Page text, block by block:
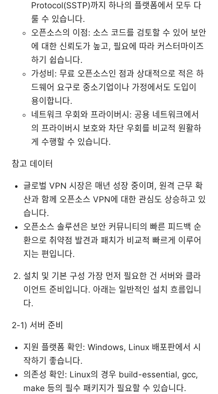
Protocol(SSTP)까지 하나의 플랫폼에서 모두 다
룰 수 있습니다.
오픈소스의 이점: 소스 코드를 검토할 수 있어 보안
에 대한 신뢰도가 높고, 필요에 따라 커스터마이즈
하기 쉽습니다.
가성비: 무료 오픈소스인 점과 상대적으로 적은 하
드웨어 요구로 중소기업이나 가정에서도 도입이
용이합니다.
네트워크 우회와 프라이버시: 공용 네트워크에서
의 프라이버시 보호와 차단 우회를 비교적 원활하
게 수행할 수 있습니다.
참고 데이터
글로벌 VPN 시장은 매년 성장 중이며, 원격 근무 확
산과 함께 오픈소스 VPN에 대한 관심도 상승하고 있
습니다.
오픈소스 솔루션은 보안 커뮤니티의 빠른 피드백 순
환으로 취약점 발견과 패치가 비교적 빠르게 이루어
지는 편입니다.
설치 및 기본 구성 가장 먼저 필요한 건 서버와 클라
이언트 준비입니다. 아래는 일반적인 설치 흐름입니
다.
2-1) 서버 준비
지원 플랫폼 확인: Windows, Linux 배포판에서 시
작하기 좋습니다.
의존성 확인: Linux의 경우 build-essential, gcc,
make 등의 필수 패키지가 필요할 수 있습니다.